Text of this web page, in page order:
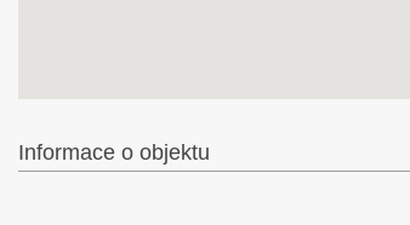
Informace o objektu